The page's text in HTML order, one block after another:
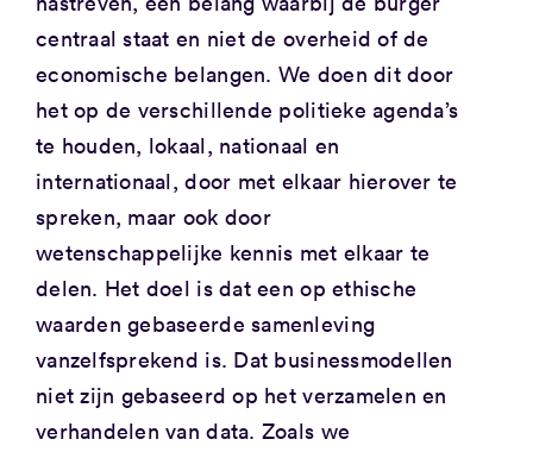
centraal staat en niet de overheid of de
economische belangen. We doen dit door
het op de verschillende politieke agenda’s
te houden, lokaal, nationaal en
internationaal, door met elkaar hierover te
spreken, maar ook door
wetenschappelijke kennis met elkaar te
delen. Het doel is dat een op ethische
waarden gebaseerde samenleving
vanzelfsprekend is. Dat businessmodellen
niet zijn gebaseerd op het verzamelen en
verhandelen van data. Zoals we